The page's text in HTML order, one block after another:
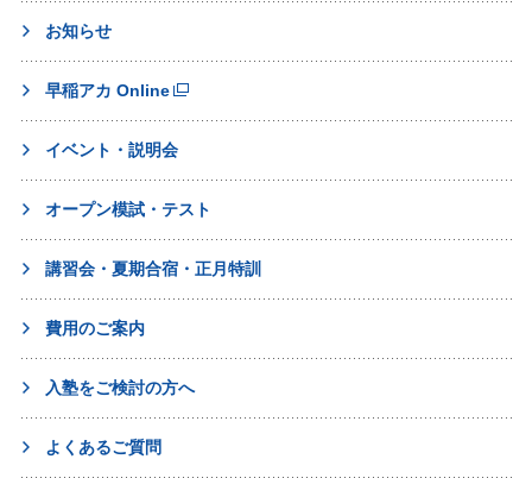
お知らせ
早稲アカ Online
イベント・説明会
オープン模試・テスト
講習会・夏期合宿・正月特訓
費用のご案内
入塾をご検討の方へ
よくあるご質問